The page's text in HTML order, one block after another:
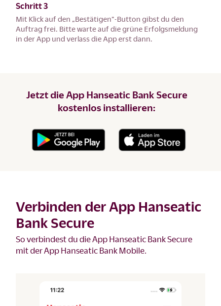
Schritt 3
Mit Klick auf den „Bestätigen"-Button gibst du den
Auftrag frei. Bitte warte auf die grüne Erfolgsmeldung
in der App und verlass die App erst dann.
Jetzt die App Hanseatic Bank Secure
kostenlos installieren:
Verbinden der App Hanseatic
Bank Secure
So verbindest du die App Hanseatic Bank Secure
mit der App Hanseatic Bank Mobile.